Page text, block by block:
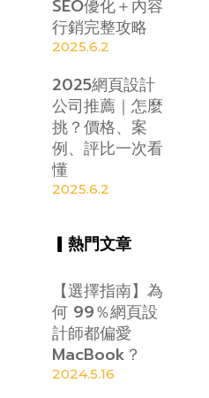
SEO優化＋內容
行銷完整攻略
2025.6.2
2025網頁設計
公司推薦｜怎麼
挑？價格、案
例、評比一次看
懂
2025.6.2
▎熱門文章
【選擇指南】為
何 99％網頁設
計師都偏愛
MacBook？
2024.5.16